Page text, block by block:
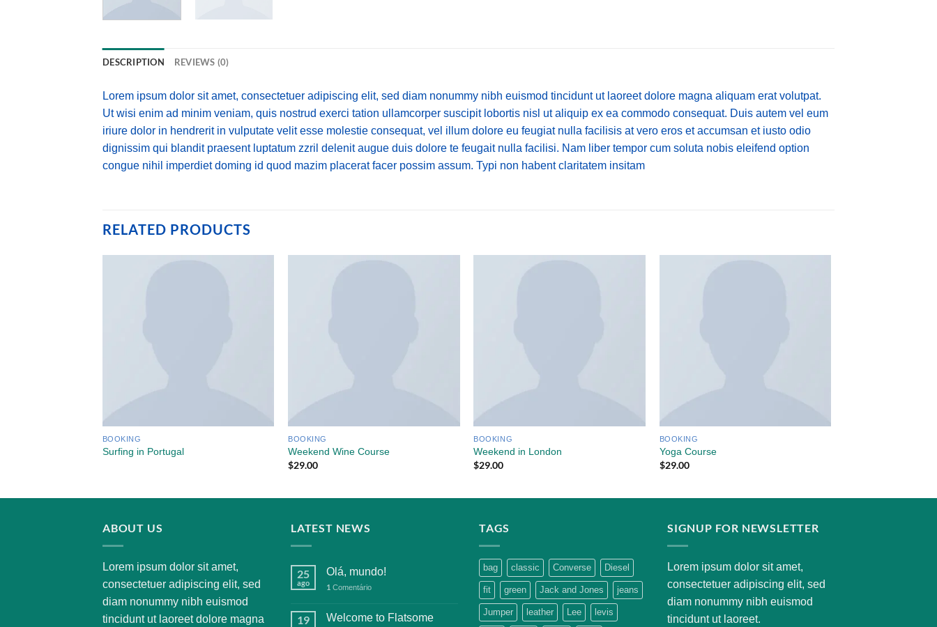
DESCRIPTION REVIEWS (0)
Lorem ipsum dolor sit amet, consectetuer adipiscing elit, sed diam nonummy nibh euismod tincidunt ut laoreet dolore magna aliquam erat volutpat.
Ut wisi enim ad minim veniam, quis nostrud exerci tation ullamcorper suscipit lobortis nisl ut aliquip ex ea commodo consequat. Duis autem vel eum
iriure dolor in hendrerit in vulputate velit esse molestie consequat, vel illum dolore eu feugiat nulla facilisis at vero eros et accumsan et iusto odio
dignissim qui blandit praesent luptatum zzril delenit augue duis dolore te feugait nulla facilisi. Nam liber tempor cum soluta nobis eleifend option
congue nihil imperdiet doming id quod mazim placerat facer possim assum. Typi non habent claritatem insitam
RELATED PRODUCTS
BOOKING
Surfing in Portugal
BOOKING
Weekend Wine Course
$29.00
BOOKING
Weekend in London
$29.00
BOOKING
Yoga Course
$29.00
ABOUT US
Lorem ipsum dolor sit amet,
consectetuer adipiscing elit, sed
diam nonummy nibh euismod
tincidunt ut laoreet dolore magna
LATEST NEWS
25
ago
Olá, mundo!
1 Comentário
19 Welcome to Flatsome
TAGS
bag classic Converse Diesel
fit green Jack and Jones jeans
Jumper leather Lee levis
SIGNUP FOR NEWSLETTER
Lorem ipsum dolor sit amet,
consectetuer adipiscing elit, sed
diam nonummy nibh euismod
tincidunt ut laoreet.